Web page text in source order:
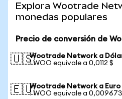
Explora Wootrade
monedas populares
Precio de conversión de
🇺🇸Wootrade Network a
1 WOO equivale a 0,0112 $
🇪🇺Wootrade Network a Euro
1 WOO equivale a